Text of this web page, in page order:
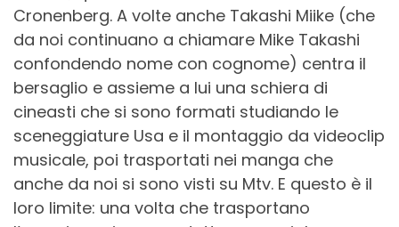
Cronenberg. A volte anche Takashi Miike (che
da noi continuano a chiamare Mike Takashi
confondendo nome con cognome) centra il
bersaglio e assieme a lui una schiera di
cineasti che si sono formati studiando le
sceneggiature Usa e il montaggio da videoclip
musicale, poi trasportati nei manga che
anche da noi si sono visti su Mtv. E questo è il
loro limite: una volta che trasportano